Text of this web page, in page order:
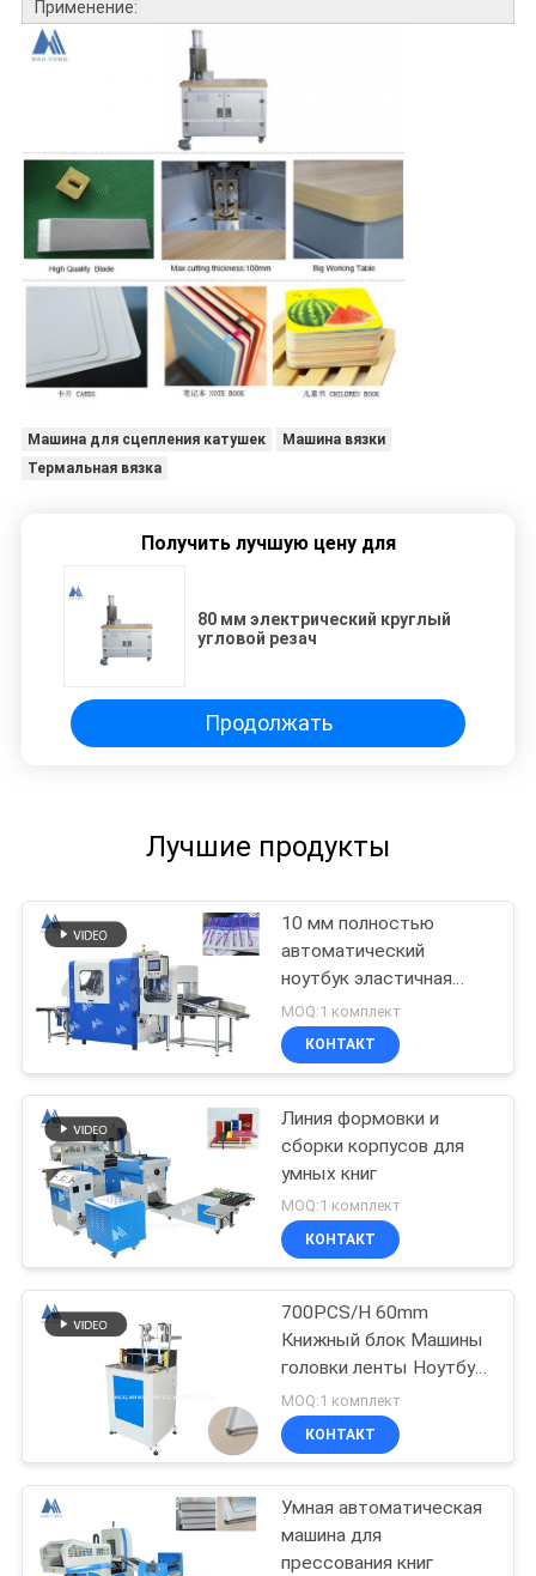
Применение:
Машина для сцепления катушек
Машина вязки
Термальная вязка
Получить лучшую цену для
80 мм электрический круглый
угловой резач
Продолжать
Лучшие продукты
10 мм полностью
автоматический
ноутбук эластичная
лента вставляющая
машина MF-FEM450
MOQ:1 комплект
КОНТАКТ
Линия формовки и
сборки корпусов для
умных книг
MOQ:1 комплект
КОНТАКТ
700PCS/H 60mm
Книжный блок Машины
головки ленты Ноутбук
Связывающая машина
MF-HBM420
MOQ:1 комплект
КОНТАКТ
Умная автоматическая
машина для
прессования книг